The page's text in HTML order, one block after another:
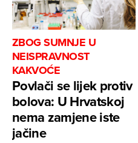
ZBOG SUMNJE U
NEISPRAVNOST
KAKVOĆE
Povlači se lijek protiv
bolova: U Hrvatskoj
nema zamjene iste
jačine